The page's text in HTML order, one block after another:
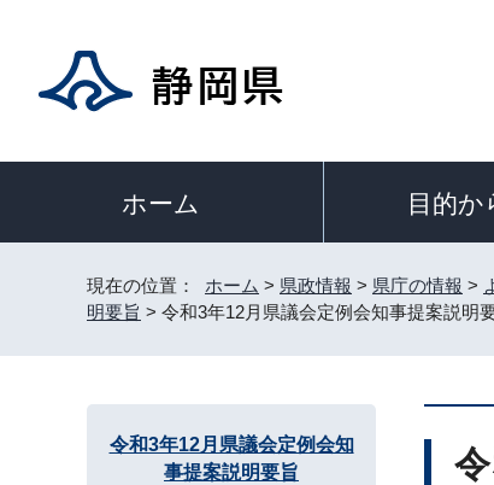
ホーム 目的か
現在の位置： ホーム > 県政情報 > 県庁の情報 >
明要旨 > 令和3年12月県議会定例会知事提案説明
令和3年12月県議会定例会知
事提案説明要旨